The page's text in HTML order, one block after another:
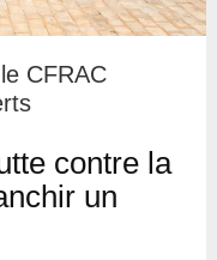
CFRAC
contre la
un